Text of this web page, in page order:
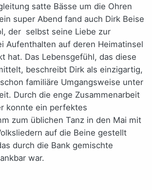
satte Bässe um die Ohren
super Abend fand auch Dirk Beise
der selbst seine Liebe zur
Aufenthalten auf deren Heimatinsel
hat. Das Lebensgefühl, das diese
beschreibt Dirk als einzigartig,
familiäre Umgangsweise unter
Durch die enge Zusammenarbeit
konnte ein perfektes
zum üblichen Tanz in den Mai mit
auf die Beine gestellt
durch die Bank gemischte
war.